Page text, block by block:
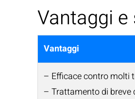
Vantaggi
Vantaggi
– Efficace contro molti
– Trattamento di breve